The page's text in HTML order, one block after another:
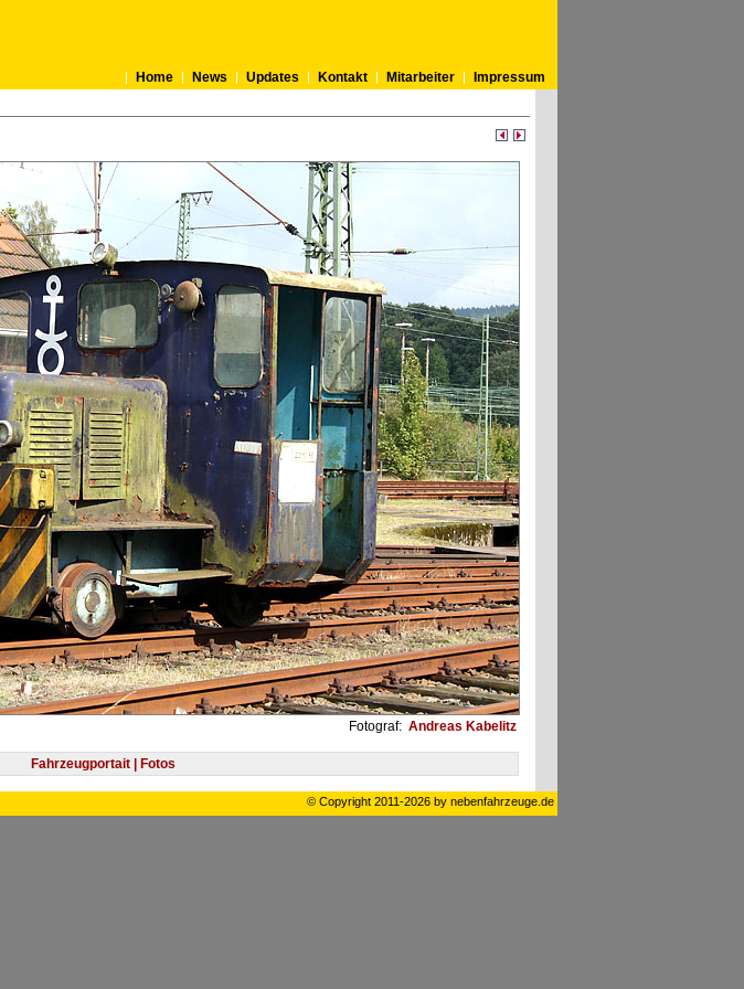
Home News Updates Kontakt Mitarbeiter
Impressum
Fotograf: Andreas Kabelitz
Fahrzeugportait | Fotos
© Copyright 2011-2026 by nebenfahrzeuge.de